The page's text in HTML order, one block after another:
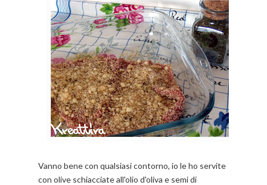
Vanno bene con qualsiasi contorno, io le ho servite
con olive schiacciate all'olio d'oliva e semi di